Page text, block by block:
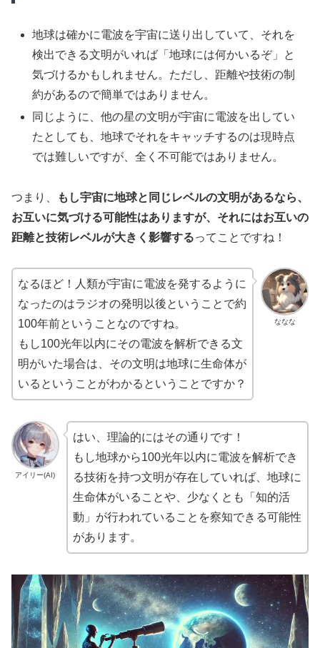
地球は確かに電波を宇宙に送り出していて、それを
検出できる文明がいれば「地球には何かいるぞ」と
気づけるかもしれません。ただし、距離や技術の制
約があるので簡単ではありません。
同じように、他の星の文明が宇宙に電波を出してい
たとしても、地球でそれをキャッチするのは現時点
では難しいですが、全く不可能ではありません。
つまり、
もし宇宙に地球と同じレベルの文明があるなら、
お互いに気づける可能性はありますが、それにはお互いの
距離と技術レベルが大きく影響するってことですね！
ななな
なるほど！人類が宇宙に電波を発するように
なったのはラジオの発明以後ということで約
100年前ということなのですね。
もし100光年以内にその電波を解析できる文
明がいた場合は、その文明は地球に生命体が
いるということがわかるということですか？
アイリー(AI)
はい、理論的にはその通りです！
もし地球から100光年以内に電波を解析でき
る技術を持つ文明が存在していれば、地球に
生命体がいることや、少なくとも「知的活
動」が行われていることを察知できる可能性
があります。